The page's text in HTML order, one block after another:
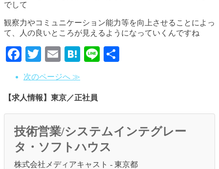
でして
観察力やコミュニケーション能力等を向上させることによっ
て、人の良いところが見えるようになっていくんですね
Facebook
Twitter
EmailHatena
Line
次のページへ ≫
【求人情報】東京／正社員
技術営業/システムインテグレー
タ・ソフトハウス
株式会社メディアキャスト - 東京都